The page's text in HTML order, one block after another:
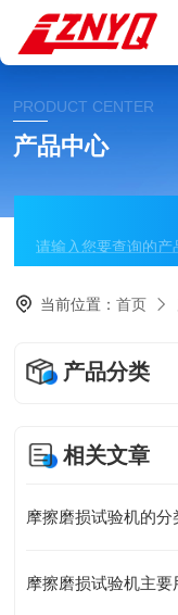
PRODUCT CENTER
产品中心
当前位置：首页
产品分类
相关文章
摩擦磨损试验机的
摩擦磨损试验机主